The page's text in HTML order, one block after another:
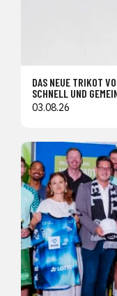
DAS NEUE TRIKOT
SCHNELL UND
03.08.26